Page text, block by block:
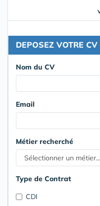
DEPOSEZ VOTRE
Nom du CV
Email
Métier recherché
Type de Contrat
CDI